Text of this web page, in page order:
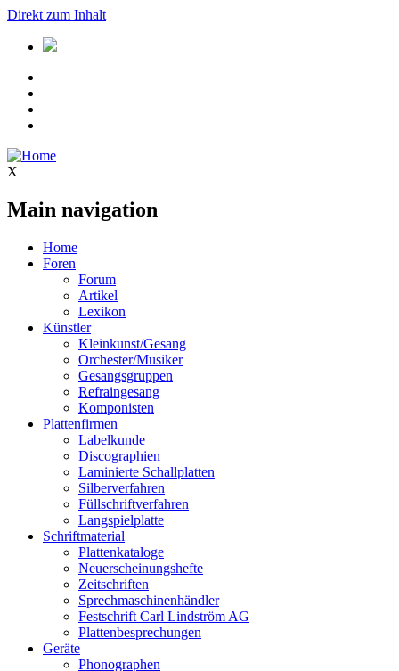
Direkt zum Inhalt
X
Main navigation
Home
Foren
Forum
Artikel
Lexikon
Künstler
Kleinkunst/Gesang
Orchester/Musiker
Gesangsgruppen
Refraingesang
Komponisten
Plattenfirmen
Labelkunde
Discographien
Laminierte Schallplatten
Silberverfahren
Füllschriftverfahren
Langspielplatte
Schriftmaterial
Plattenkataloge
Neuerscheinungshefte
Zeitschriften
Sprechmaschinenhändler
Festschrift Carl Lindström AG
Plattenbesprechungen
Geräte
Phonographen